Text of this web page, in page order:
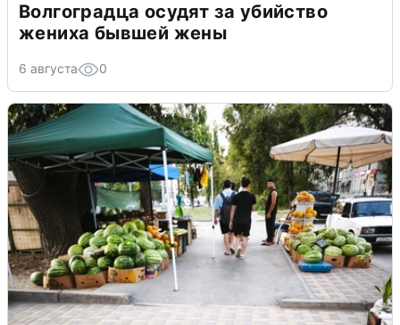
Волгоградца осудят за убийство
жениха бывшей жены
6 августа 0